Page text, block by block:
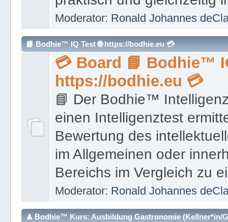
Moderator: Ronald Johannes
📘 Bodhie™ IQ Test 🌐 https://bodhie.eu 💳
💳 Board 📘 Bodhie™
https://bodhie.eu 💳
📘 Der Bodhie™
einen Intelligenztest
Bewertung des
im Allgemeinen oder
Bereichs im Vergleich zu
Moderator: Ronald Johannes
♟ Bodhie™ Kurs: Ausbildung Gastronomie (Kellner*in/